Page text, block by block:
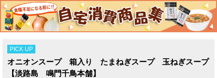
PICK UP
オニオンスープ 箱入り たまねぎスープ 玉ねぎスープ
【淡路島 鳴門千鳥本舗】